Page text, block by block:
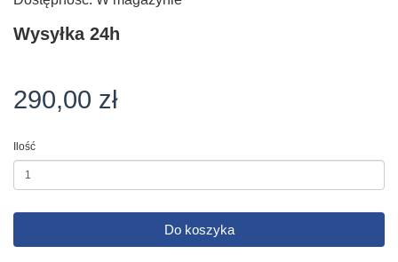
Wysyłka 24h
290,00 zł
Ilość
Do koszyka